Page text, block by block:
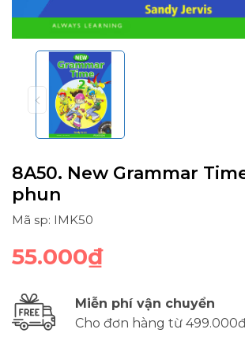
8A50. New Grammar
phun
Mã sp: IMK50
55.000₫
Miễn phí vận chuyển
Cho đơn hàng từ